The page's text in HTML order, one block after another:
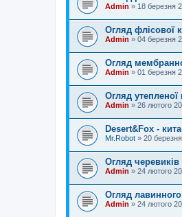
Admin » 18 березня
Огляд флісової
Admin » 04 березня
Огляд
Admin » 01 березня
Огляд
Admin » 26 лютого
Desert&Fox -
Mr.Robot » 20
Огляд
Admin » 24 лютого
Огляд
Admin » 24 лютого